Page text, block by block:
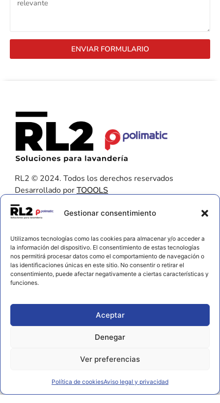
Gestionar consentimiento
Utilizamos tecnologías como las cookies para almacenar y/o acceder a
la información del dispositivo. El consentimiento de estas tecnologías
nos permitirá procesar datos como el comportamiento de navegación o
las identificaciones únicas en este sitio. No consentir o retirar el
consentimiento, puede afectar negativamente a ciertas características y
funciones.
Aceptar
Denegar
Ver preferencias
Política de cookiesAviso legal y privacidad
ENVIAR FORMULARIO
RL2 © 2024. Todos los derechos reservados
Desarrollado porTOOOLS
Contacto
672 202 722
info@rl2.eu
Información
Aviso legal y privacidad
Declaración de accesibilidad